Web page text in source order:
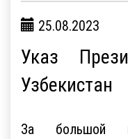
25.08.2023
Указ
Узбекистан
За большой